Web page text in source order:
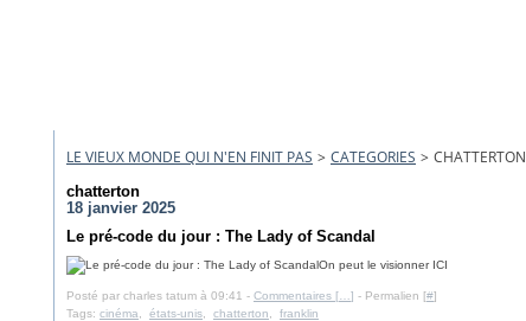
LE VIEUX MONDE QUI N'EN FINIT PAS > CATEGORIES > CHATTERTON
chatterton
18 janvier 2025
Le pré-code du jour : The Lady of Scandal
On peut le visionner ICI
Posté par charles tatum à 09:41 - Commentaires [ ] - Permalien [#]
Tags: cinéma états-unis chatterton franklin